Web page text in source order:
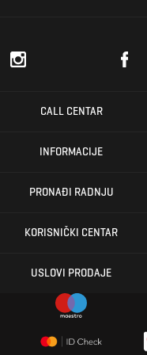
CALL CENTAR
INFORMACIJE
PRONAĐI RADNJU
KORISNIČKI CENTAR
USLOVI PRODAJE